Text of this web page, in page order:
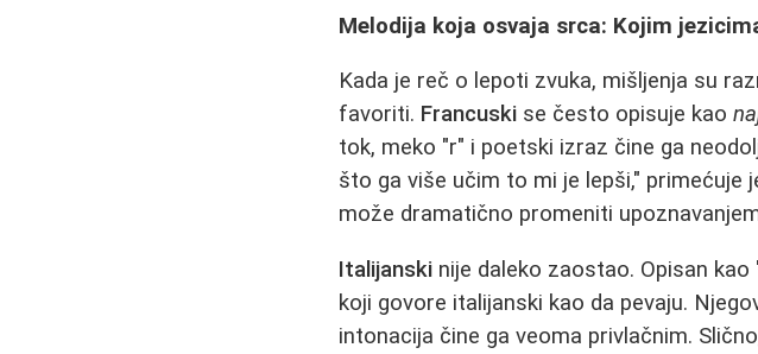
Melodija koja osvaja srca: Kojim
Kada je reč o lepoti zvuka, mišljenja su
favoriti. Francuski se često opisuje kao
tok, meko "r" i poetski izraz čine ga
što ga više učim to mi je lepši," primećuje
može dramatično promeniti
Italijanski nije daleko zaostao. Opisan
koji govore italijanski kao da pevaju.
intonacija čine ga veoma privlačnim.